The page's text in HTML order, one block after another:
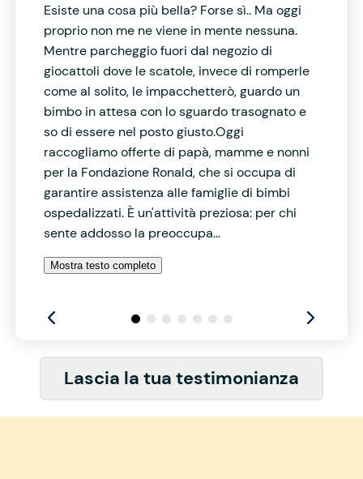
Esiste una cosa più bella? Forse sì.. Ma oggi
proprio non me ne viene in mente nessuna.
Mentre parcheggio fuori dal negozio di
giocattoli dove le scatole, invece di romperle
come al solito, le impacchetterò, guardo un
bimbo in attesa con lo sguardo trasognato e
so di essere nel posto giusto.Oggi
raccogliamo offerte di papà, mamme e nonni
per la Fondazione Ronald, che si occupa di
garantire assistenza alle famiglie di bimbi
ospedalizzati. È un'attività preziosa: per chi
sente addosso la preoccupa...
Mostra testo completo
Lascia la tua testimonianza